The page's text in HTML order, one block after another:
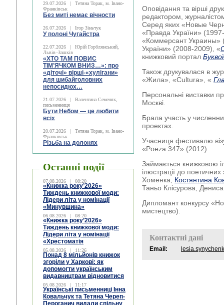
29.07.2026 |
Тетяна Торак, м. Івано-
Франківськ
Без миті немає вічности
26.07.2026 | Ігор Зіньчук
У полоні Чугайстра
22.07.2026 |
Юрій Горблянський,
Львів–Зашків
«ХТО ТАМ ПОВИС
ТІМ’ЯЧКОМ ВНИЗ…»: про
«діточі» вірші-«хулігани»
для шибайголовних
непосидюх…
21.07.2026 |
Валентина Семеняк,
письменниця
Бути Небом ― це любити
всіх
20.07.2026 |
Тетяна Торак, м. Івано-
Франківськ
Різьба на долонях
Останні події
07.08.2026 | 08:20
«Книжка року’2026»
Тиждень книжкової моди:
Лідери літа у номінації
«Минувшина»
06.08.2026 | 08:20
«Книжка року’2026»
Тиждень книжкової моди:
Лідери літа у номінації
«Хрестоматія
05.08.2026 | 11:26
Понад 8 мільйонів книжок
згоріли у Харкові: як
допомогти українським
видавництвам відновитися
05.08.2026 | 11:17
Українські письменниці Інна
Ковальчук та Тетяна Череп-
Пероганич видали спільну
Оповідання та вірші
редактором,
Серед яких «Новые
«Правда України»
«Коммерсант Украины»
України» (2008-2009), «
книжковий портал
Також друкувалася в
«Жила», «Cultura», «
Персональні виставки
Москві.
Брала участь у
проектах.
Учасниця фестивалю
«Poeza 347» (2012)
Займається книжковою
ілюстрації до поетичних
Хоменка, Костянтина
Таньо Клісурова,
Дипломант конкурсу
мистецтво).
Контактні дані
Email: